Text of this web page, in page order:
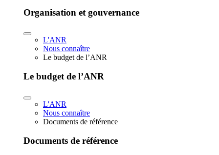
Organisation et gouvernance
L'ANR
Nous connaître
Le budget de l’ANR
Le budget de l’ANR
L'ANR
Nous connaître
Documents de référence
Documents de référence